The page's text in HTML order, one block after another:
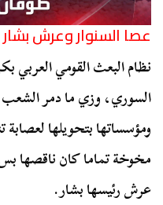
عصا السنوار وعرش بشار
نظام البعث القومي
السوري، وزي ما دمر الشعب
ومؤسساتها بتحويلها
مخوخة تماما كان ناقصها
عرش رئيسها بشار.